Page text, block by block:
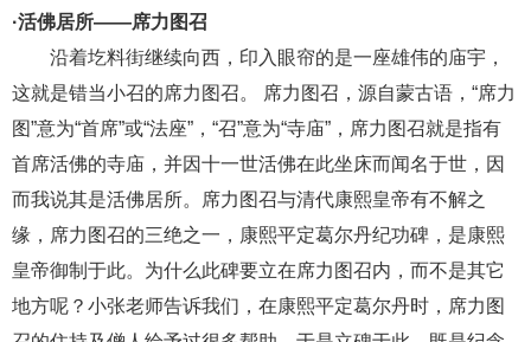
·活佛居所——席力图召
沿着圪料街继续向西，印入眼帘的是一座雄伟的庙宇，
这就是错当小召的席力图召。
席力图召，源自蒙古语， “席力
图”意为“首席”或“法座”，“召”意为“寺庙”，席力图召就是指有
首席活佛的寺庙，并因十一世活佛在此坐床而闻名于世，因
而我说其是活佛居所。席力图召与清代康熙皇帝有不解之
缘，席力图召的三绝之一，康熙平定葛尔丹纪功碑，是康熙
皇帝御制于此。为什么此碑要立在席力图召内，而不是其它
地方呢？小张老师告诉我们，在康熙平定葛尔丹时，席力图